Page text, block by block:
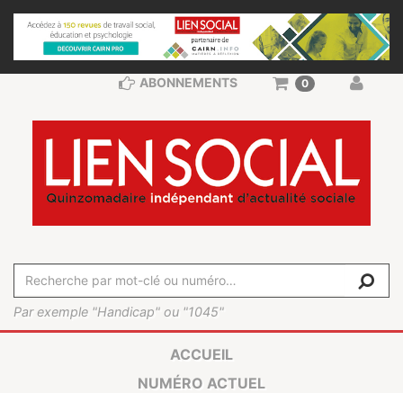
Par exemple "Handicap" ou "1045"
ABONNEMENTS 0
ACCUEIL
NUMÉRO ACTUEL